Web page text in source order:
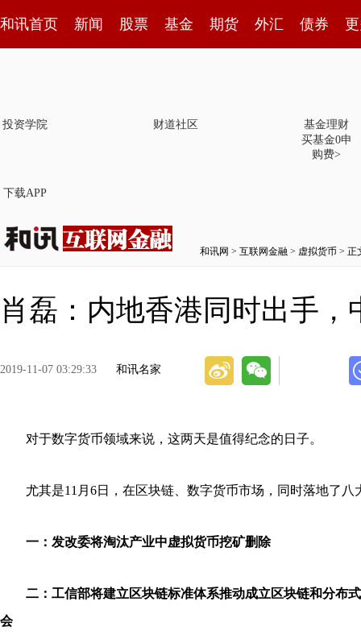
和讯首页 新闻 股票 基金 期货 外汇 债券
投资学院 财道社区
基金理财
买基金0申
购费>
下载APP
和讯网 > 互联网金融 > 虚拟货币 > 正
肖磊：内地香港同时出手
2019-11-07 03:29:33 和讯名家
对于数字货币领域来说，这两天是值得纪念的日子。
尤其是11月6日，在区块链、数字货币市场，同时落地了八
一：发改委将淘汰产业中虚拟货币挖矿删除
二：工信部将建立区块链标准体系推动成立区块链和分布
会